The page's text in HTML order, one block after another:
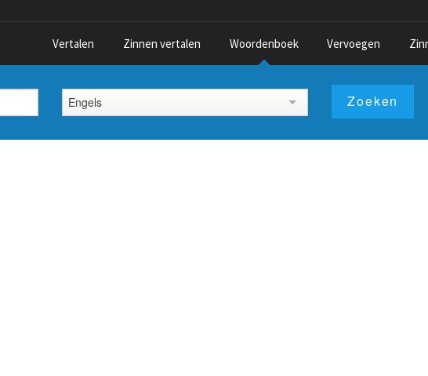
Vertalen Zinnen vertalen Woordenboek Vervoegen
Engels